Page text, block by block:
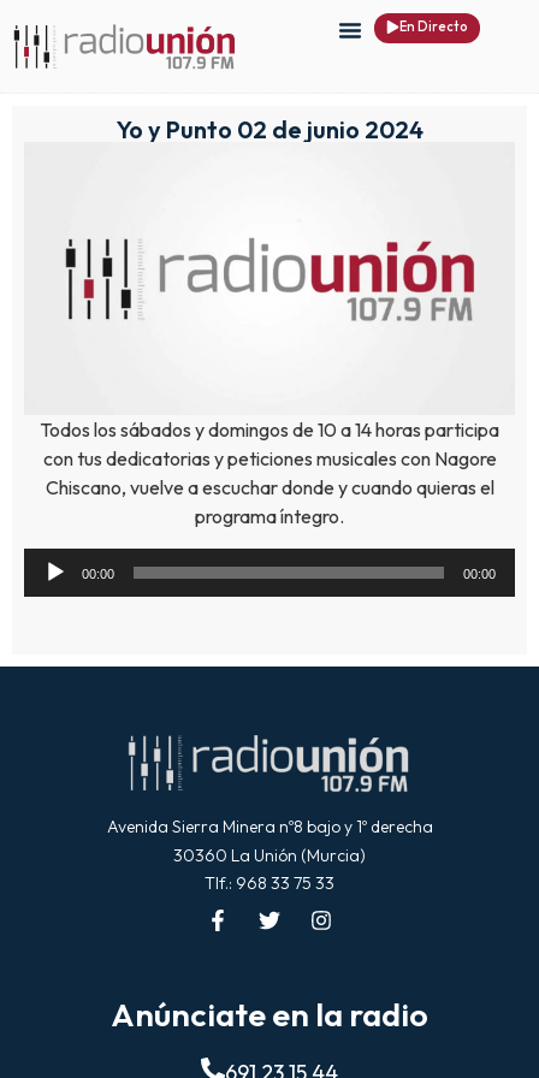
En Directo
Yo y Punto 02 de junio 2024
Todos los sábados y domingos de 10 a 14 horas participa
con tus dedicatorias y peticiones musicales con Nagore
Chiscano, vuelve a escuchar donde y cuando quieras el
programa íntegro.
Reproductor
00:00 00:00
Avenida Sierra Minera nº8 bajo y 1º derecha
30360 La Unión (Murcia)
Tlf.: 968 33 75 33
Anúnciate en la radio